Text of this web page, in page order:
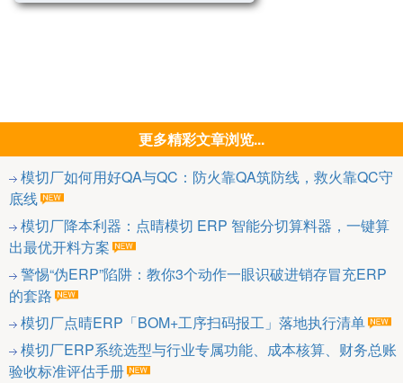
更多精彩文章浏览...
模切厂如何用好QA与QC：防火靠QA筑防线，救火靠QC守
底线
模切厂降本利器：点晴模切 ERP 智能分切算料器，一键算
出最优开料方案
警惕“伪ERP”陷阱：教你3个动作一眼识破进销存冒充ERP
的套路
模切厂点晴ERP「BOM+工序扫码报工」落地执行清单
模切厂ERP系统选型与行业专属功能、成本核算、财务总账
验收标准评估手册